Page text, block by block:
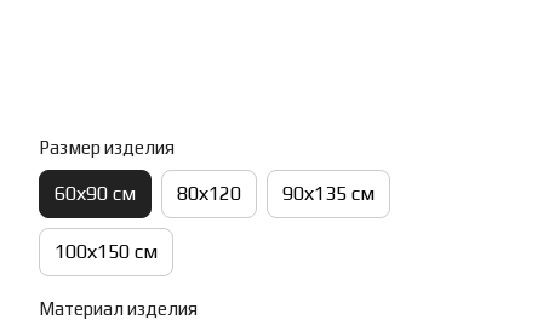
Размер изделия
60х90 см 80х120 90х135 см
100х150 см
Материал изделия